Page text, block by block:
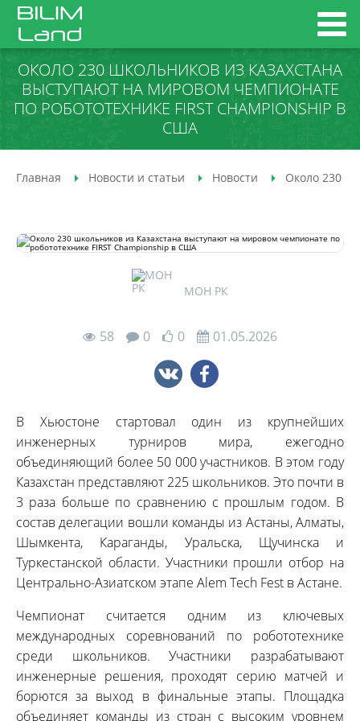
ОКОЛО 230 ШКОЛЬНИКОВ ИЗ КАЗАХСТАНА
ВЫСТУПАЮТ НА МИРОВОМ ЧЕМПИОНАТЕ
ПО РОБОТОТЕХНИКЕ FIRST CHAMPIONSHIP В
США
Главная Новости и статьи Новости Около 230
МОН РК
58 0 0 01.05.2026
В Хьюстоне стартовал один из крупнейших
инженерных турниров мира, ежегодно
объединяющий более 50 000 участников. В этом году
Казахстан представляют 225 школьников. Это почти в
3 раза больше по сравнению с прошлым годом. В
состав делегации вошли команды из Астаны, Алматы,
Шымкента, Караганды, Уральска, Щучинска и
Туркестанской области. Участники прошли отбор на
Центрально-Азиатском этапе Alem Tech Fest в Астане.
Чемпионат считается одним из ключевых
международных соревнований по робототехнике
среди школьников. Участники разрабатывают
инженерные решения, проходят серию матчей и
борются за выход в финальные этапы. Площадка
объединяет команды из стран с высоким уровнем